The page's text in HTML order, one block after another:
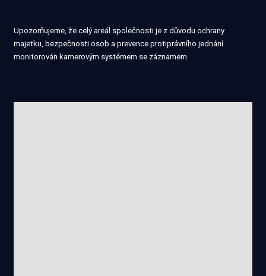
Upozorňujeme, že celý areál společnosti je z důvodu ochrany
majetku, bezpečnosti osob a prevence protiprávního jednání
monitorován kamerovým systémem se záznamem.